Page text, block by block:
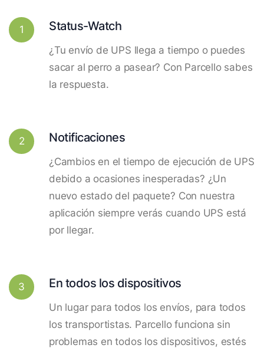
1 Status-Watch
¿Tu envío de UPS llega a tiempo o puedes
sacar al perro a pasear? Con Parcello sabes
la respuesta.
2 Notificaciones
¿Cambios en el tiempo de ejecución de UPS
debido a ocasiones inesperadas? ¿Un
nuevo estado del paquete? Con nuestra
aplicación siempre verás cuando UPS está
por llegar.
3 En todos los dispositivos
Un lugar para todos los envíos, para todos
los transportistas. Parcello funciona sin
problemas en todos los dispositivos, estés